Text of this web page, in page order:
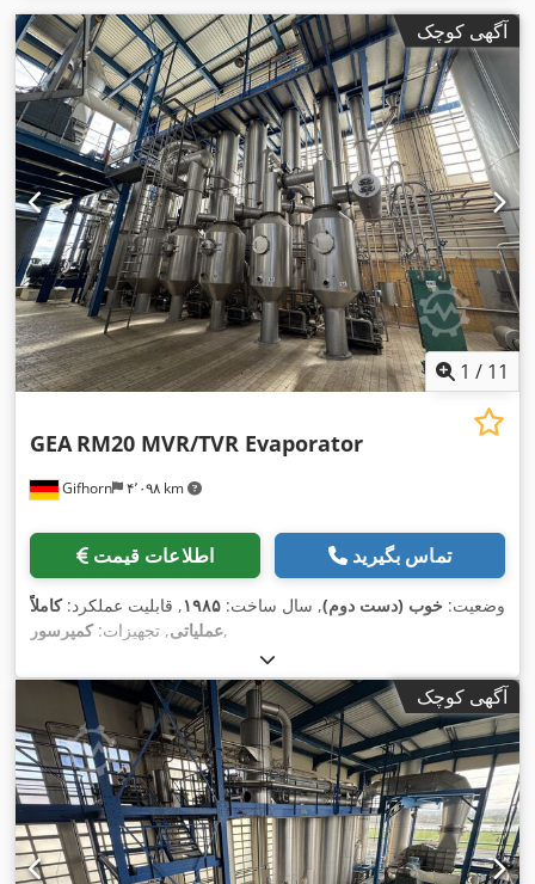
آگهی کوچک
1 / 11
Gifhorn ۴٬۰۹۸ km
GEA RM20 MVR/TVR Evaporator
اطلاعات قیمت تماس بگیرید
وضعیت: خوب (دست دوم), سال ساخت: ۱۹۸۵, قابلیت عملکرد:کاملاً
عملیاتی, تجهیزات:کمپرسور ,
آگهی کوچک